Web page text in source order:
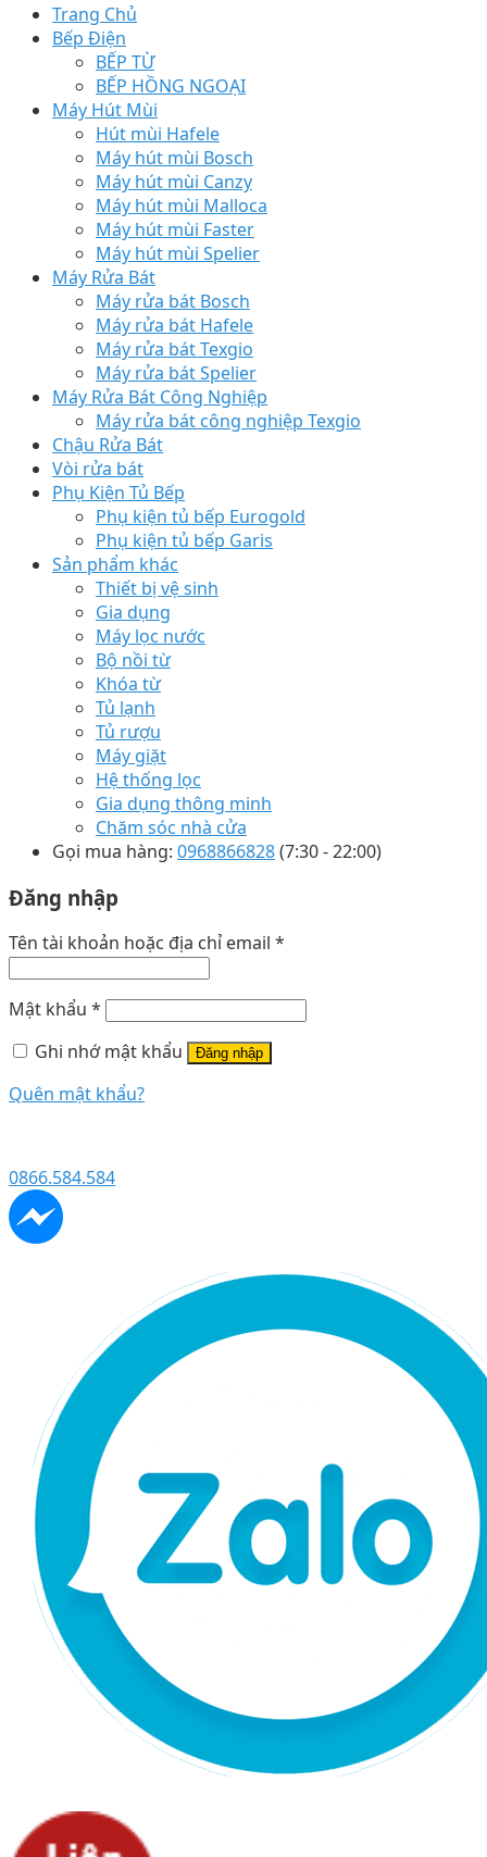
Trang Chủ
Bếp Điện
BẾP TỪ
BẾP HỒNG NGOẠI
Máy Hút Mùi
Hút mùi Hafele
Máy hút mùi Bosch
Máy hút mùi Canzy
Máy hút mùi Malloca
Máy hút mùi Faster
Máy hút mùi Spelier
Máy Rửa Bát
Máy rửa bát Bosch
Máy rửa bát Hafele
Máy rửa bát Texgio
Máy rửa bát Spelier
Máy Rửa Bát Công Nghiệp
Máy rửa bát công nghiệp Texgio
Chậu Rửa Bát
Vòi rửa bát
Phụ Kiện Tủ Bếp
Phụ kiện tủ bếp Eurogold
Phụ kiện tủ bếp Garis
Sản phẩm khác
Thiết bị vệ sinh
Gia dụng
Máy lọc nước
Bộ nồi từ
Khóa từ
Tủ lạnh
Tủ rượu
Máy giặt
Hệ thống lọc
Gia dụng thông minh
Chăm sóc nhà cửa
Gọi mua hàng: 0968866828(7:30 - 22:00)
Đăng nhập
Tên tài khoản hoặc địa chỉ email *
Mật khẩu *
Ghi nhớ mật khẩu
Đăng nhập
Quên mật khẩu?
0866.584.584